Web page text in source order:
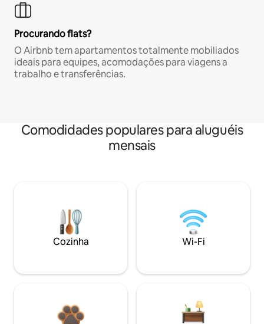
Procurando flats?
O Airbnb tem apartamentos totalmente mobiliados
ideais para equipes, acomodações para viagens a
trabalho e transferências.
Comodidades populares para aluguéis
mensais
Cozinha Wi-Fi